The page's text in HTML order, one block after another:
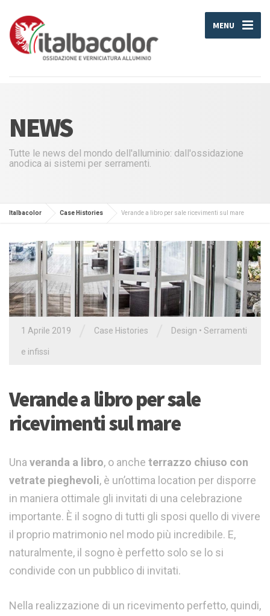
MENU
NEWS
Tutte le news del mondo dell'alluminio: dall'ossidazione
anodica ai sistemi per serramenti.
Italbacolor Case Histories Verande a libro per sale ricevimenti sul mare
1 Aprile 2019 Case Histories Design • Serramenti
e infissi
Verande a libro per sale
ricevimenti sul mare
Una veranda a libro, o anche terrazzo chiuso con
vetrate pieghevoli, è un’ottima location per disporre
in maniera ottimale gli invitati di una celebrazione
importante. È il sogno di tutti gli sposi quello di vivere
il proprio matrimonio nel modo più incredibile. E,
naturalmente, il sogno è perfetto solo se lo si
condivide con un pubblico di invitati.
Nella realizzazione di un ricevimento perfetto, quindi,